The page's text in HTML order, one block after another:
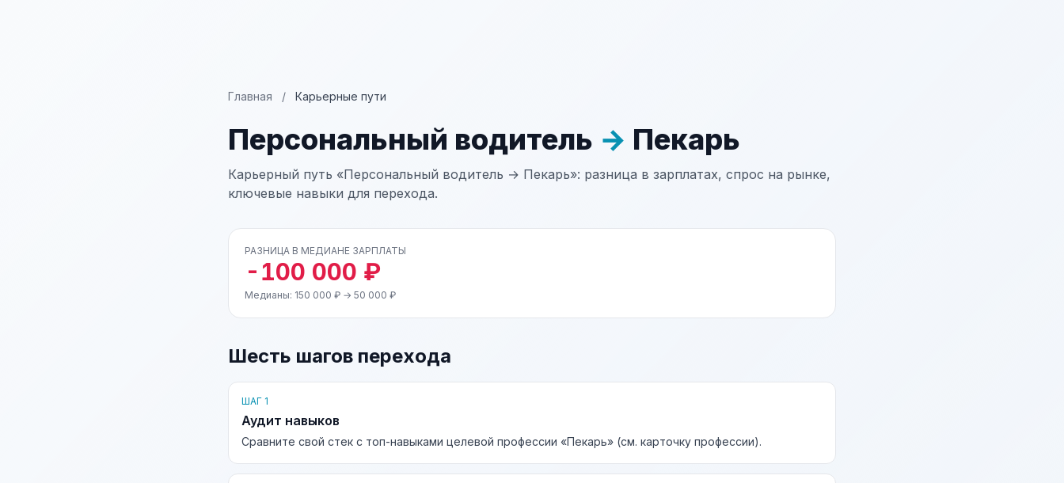
Главная / Карьерные пути
Персональный водитель → Пекарь
Карьерный путь «Персональный водитель → Пекарь»: разница в зарплатах, спрос на рынке,
ключевые навыки для перехода.
РАЗНИЦА В МЕДИАНЕ ЗАРПЛАТЫ
-100 000 ₽
Медианы: 150 000 ₽ → 50 000 ₽
Шесть шагов перехода
ШАГ 1
Аудит навыков
Сравните свой стек с топ-навыками целевой профессии «Пекарь» (см. карточку профессии).